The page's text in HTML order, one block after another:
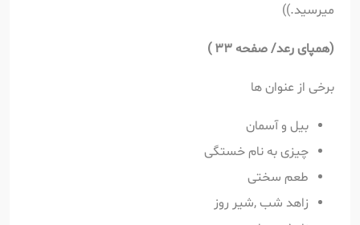
میرسید.))
(همپای رعد/ صفحه 33 )
برخی از عنوان ها
بیل و آسمان
چیزی به نام خستگی
طعم سختی
زاهد شب ,شیر روز